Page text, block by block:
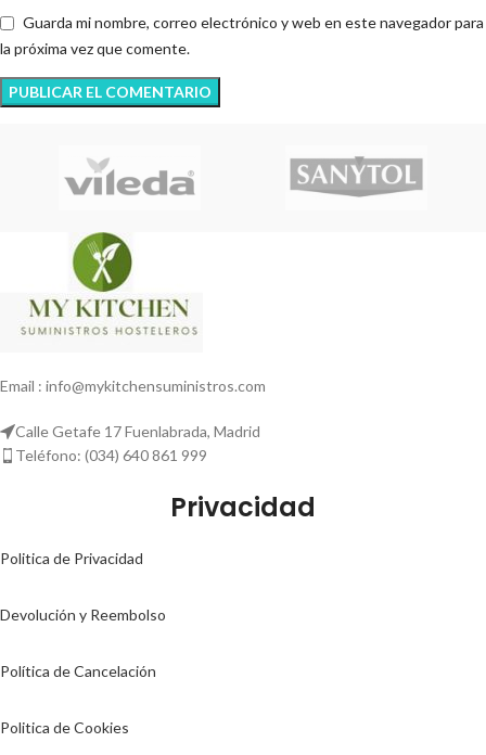
Guarda mi nombre, correo electrónico y web en este navegador para
la próxima vez que comente.
Email : info@mykitchensuministros.com
Calle Getafe 17 Fuenlabrada, Madrid
Teléfono: (034) 640 861 999
Privacidad
Politica de Privacidad
Devolución y Reembolso
Política de Cancelación
Politica de Cookies